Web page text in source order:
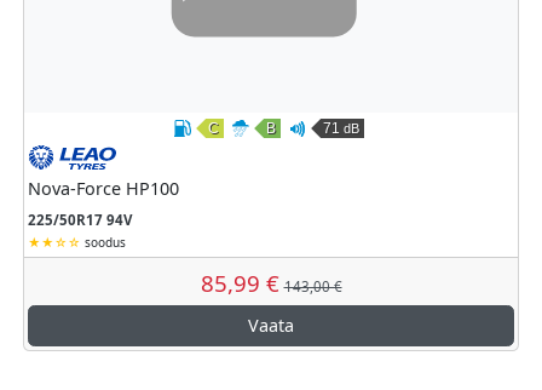
Kütusesäästlikkus
C
Märghaardumine
B
Väline veeremismüra
71 dB
Nova-Force HP100
225/50R17 94V
soodus
85,99 € 143,00 €
Vaata